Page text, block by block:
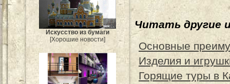
Искусство из бумаги
[Хорошие новости]
Читать другие
Основные
Изделия и
Горящие туры в